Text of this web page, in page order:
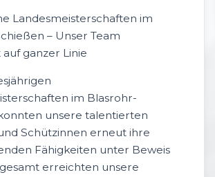
Landesmeisterschaften im
– Unser Team
ganzer Linie
im Blasrohr-
unsere talentierten
Schützinnen erneut ihre
Fähigkeiten unter Beweis
erreichten unsere